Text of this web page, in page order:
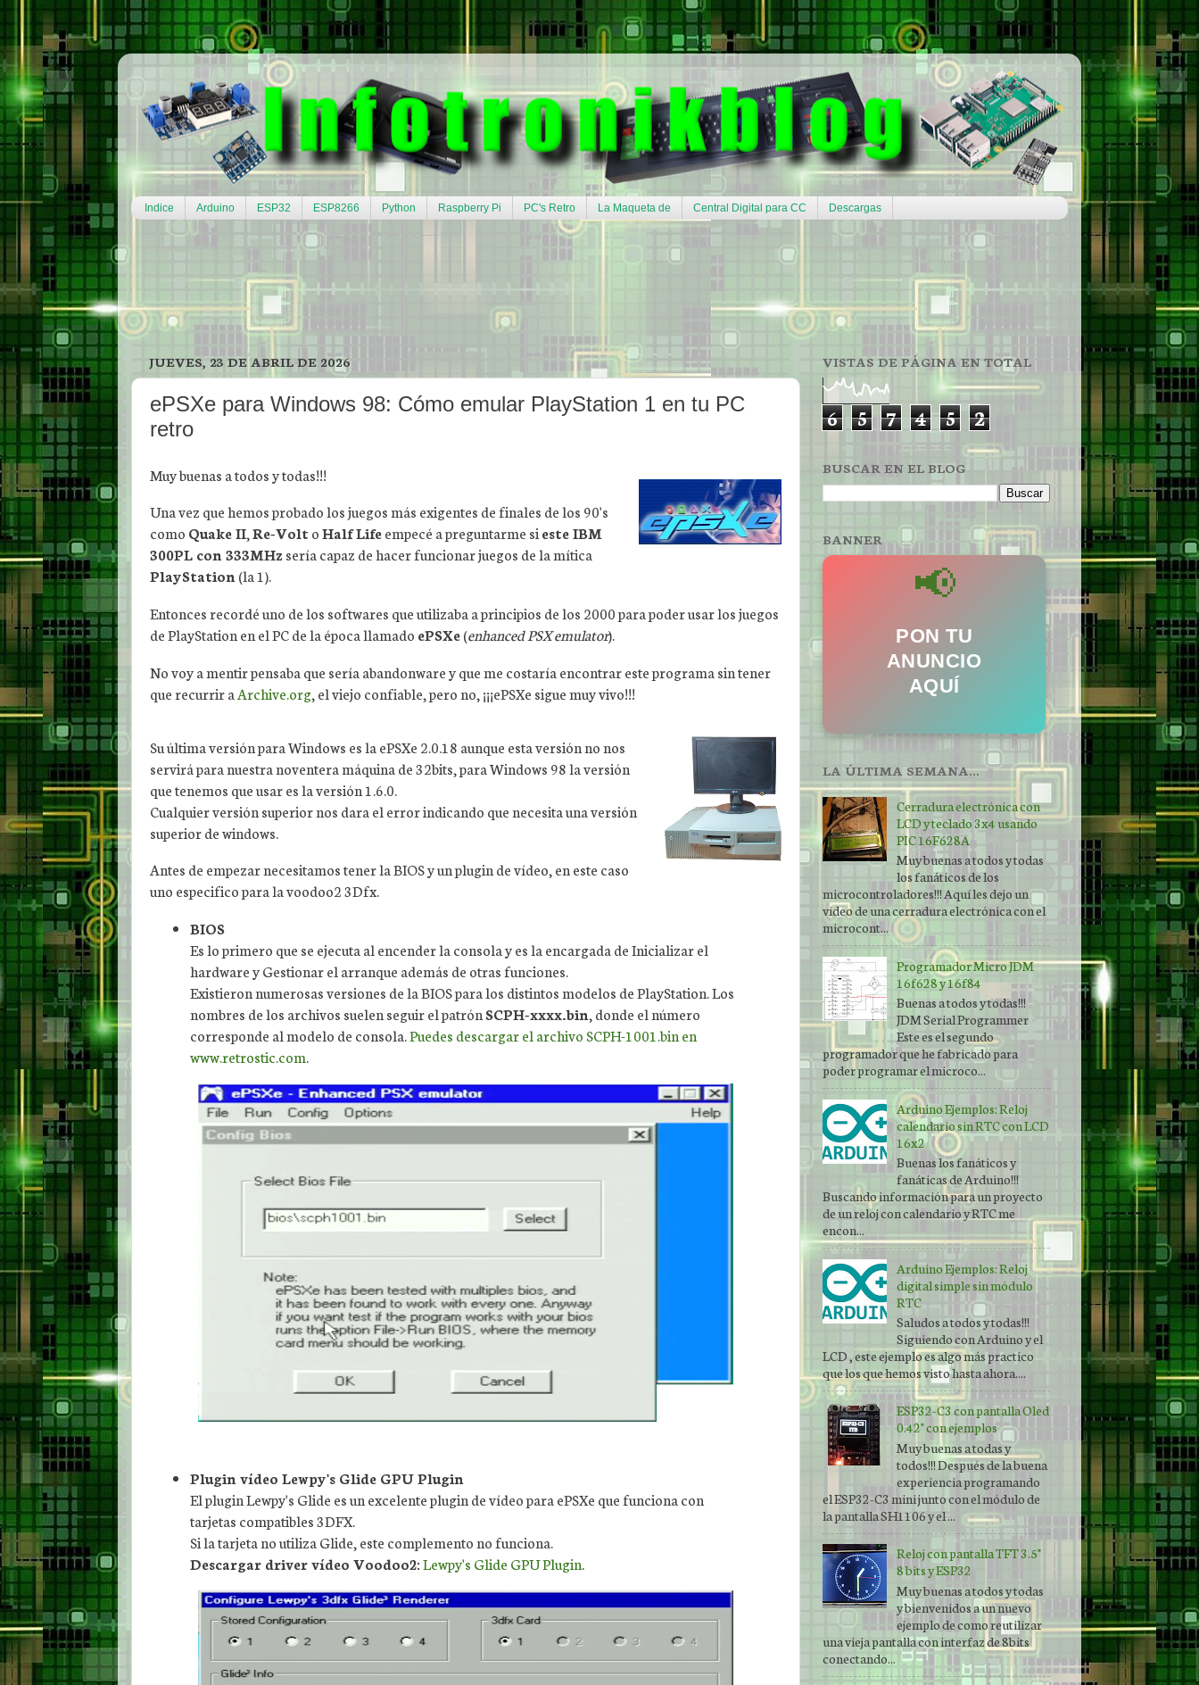
Indice Arduino ESP32 ESP8266 Python Raspberry Pi PC's Retro La Maqueta de Central Digital para CC Descargas
JUEVES, 23 DE ABRIL DE 2026
ePSXe para Windows 98: Cómo emular PlayStation 1 en tu PC
retro
Muy buenas a todos y todas!!!
Una vez que hemos probado los juegos más exigentes de finales de los 90's
como Quake II,Re-Volt oHalf Lifeempecé a preguntarme si este IBM
300PL con 333MHz sería capaz de hacer funcionar juegos de la mítica
PlayStation (la 1).
Entonces recordé uno de los softwares que utilizaba a principios de los 2000 para poder usar los juegos
de PlayStation en el PC de la época llamado ePSXe(enhanced PSX emulator).
No voy a mentir pensaba que sería abandonware y que me costaría encontrar este programa sin tener
que recurrir a Archive.org, el viejo confiable, pero no, ¡¡¡ePSXe sigue muy vivo!!!
Su última versión para Windows es la ePSXe 2.0.18 aunque esta versión no nos
servirá para nuestra noventera máquina de 32bits, para Windows 98 la versión
que tenemos que usar es la versión 1.6.0.
Cualquier versión superior nos dara el error indicando que necesita una versión
superior de windows.
Antes de empezar necesitamos tener la BIOS y un plugin de vídeo, en este caso
uno especifico para la voodoo2 3Dfx.
BIOS
Es lo primero que se ejecuta al encender la consola y es la encargada de Inicializar el
hardware y Gestionar el arranque además de otras funciones.
Existieron numerosas versiones de la BIOS para los distintos modelos de PlayStation. Los
nombres de los archivos suelen seguir el patrón SCPH-xxxx.bin, donde el número
corresponde al modelo de consola.Puedes descargar el archivo SCPH-1001.bin en
www.retrostic.com.
Plugin vídeo Lewpy's Glide GPU Plugin
El plugin Lewpy's Glide es un excelente plugin de vídeo para ePSXe que funciona con
tarjetas compatibles 3DFX.
Si la tarjeta no utiliza Glide, este complemento no funciona.
Descargar driver vídeo Voodoo2:Lewpy's Glide GPU Plugin.
VISTAS DE PÁGINA EN TOTAL
6 5 7 4 5 2
BUSCAR EN EL BLOG
BANNER
📢
PON TU
ANUNCIO
AQUÍ
LA ÚLTIMA SEMANA...
Cerradura electrónica con
LCD y teclado 3x4 usando
PIC 16F628A
Muy buenas a todos y todas
los fanáticos de los
microcontroladores!!! Aquí les dejo un
vídeo de una cerradura electrónica con el
microcont...
Programador Micro JDM
16f628 y 16f84
Buenas a todos y todas!!!
JDM Serial Programmer
Este es el segundo
programador que he fabricado para
poder programar el microco...
Arduino Ejemplos: Reloj
calendario sin RTC con LCD
16x2
Buenas los fanáticos y
fanáticas de Arduino!!!
Buscando información para un proyecto
de un reloj con calendario y RTC me
encon...
Arduino Ejemplos: Reloj
digital simple sin módulo
RTC
Saludos a todos y todas!!!
Siguiendo con Arduino y el
LCD , este ejemplo es algo más practico
que los que hemos visto hasta ahora....
ESP32-C3 con pantalla Oled
0.42" con ejemplos
Muy buenas a todas y
todos!!! Después de la buena
experiencia programando
el ESP32-C3 mini junto con el módulo de
la pantalla SH1106 y el ...
Reloj con pantalla TFT 3.5"
8 bits y ESP32
Muy buenas a todos y todas
y bienvenidos a un nuevo
ejemplo de como reutilizar
una vieja pantalla con interfaz de 8bits
conectando...